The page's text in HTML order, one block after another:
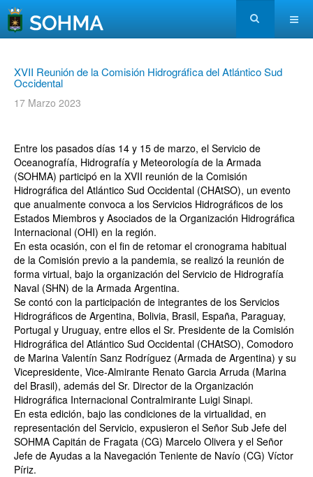
XVII Reunión de la Comisión Hidrográfica del Atlántico Sud
Occidental
17 Marzo 2023
Entre los pasados días 14 y 15 de marzo, el Servicio de
Oceanografía, Hidrografía y Meteorología de la Armada
(SOHMA) participó en la XVII reunión de la Comisión
Hidrográfica del Atlántico Sud Occidental (CHAtSO), un evento
que anualmente convoca a los Servicios Hidrográficos de los
Estados Miembros y Asociados de la Organización Hidrográfica
Internacional (OHI) en la región.
En esta ocasión, con el fin de retomar el cronograma habitual
de la Comisión previo a la pandemia, se realizó la reunión de
forma virtual, bajo la organización del Servicio de Hidrografía
Naval (SHN) de la Armada Argentina.
Se contó con la participación de integrantes de los Servicios
Hidrográficos de Argentina, Bolivia, Brasil, España, Paraguay,
Portugal y Uruguay, entre ellos el Sr. Presidente de la Comisión
Hidrográfica del Atlántico Sud Occidental (CHAtSO), Comodoro
de Marina Valentín Sanz Rodríguez (Armada de Argentina) y su
Vicepresidente, Vice-Almirante Renato Garcia Arruda (Marina
del Brasil), además del Sr. Director de la Organización
Hidrográfica Internacional Contralmirante Luigi Sinapi.
En esta edición, bajo las condiciones de la virtualidad, en
representación del Servicio, expusieron el Señor Sub Jefe del
SOHMA Capitán de Fragata (CG) Marcelo Olivera y el Señor
Jefe de Ayudas a la Navegación Teniente de Navío (CG) Víctor
Píriz.